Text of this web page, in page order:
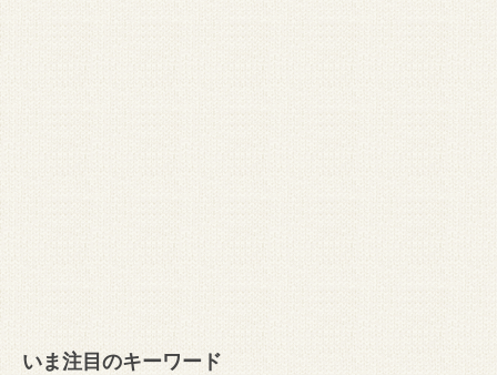
いま注目のキーワード